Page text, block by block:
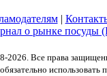
|
о рынке посуды
2026. Все права